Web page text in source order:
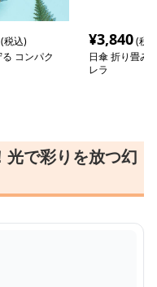
(税込)
コンパク
¥3,840(税
日傘 折り畳み
レラ
光で彩りを放つ幻